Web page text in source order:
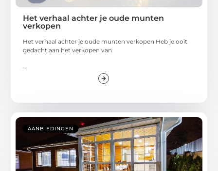
Het verhaal achter je oude munten
verkopen
Het verhaal achter je oude munten verkopen Heb je ooit
gedacht aan het verkopen van
AANBIEDINGEN